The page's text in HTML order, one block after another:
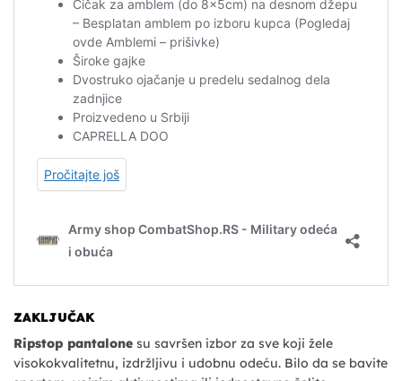
ZAKLJUČAK
Ripstop pantalone su savršen izbor za sve koji žele
visokokvalitetnu, izdržljivu i udobnu odeću. Bilo da se bavite